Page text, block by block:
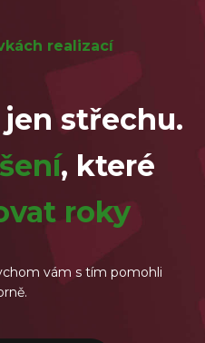
realizací
střechu.
, které
roky
vám s tím pomohli